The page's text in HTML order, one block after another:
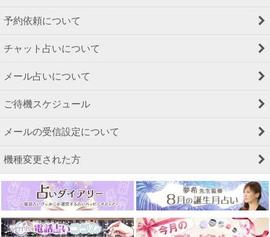
予約依頼について
チャット占いについて
メール占いについて
ご待機スケジュール
メールの受信設定について
機種変更された方